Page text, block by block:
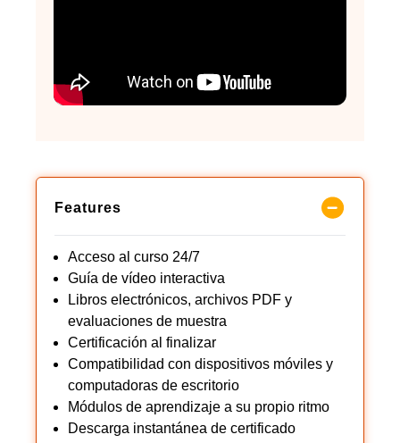
Features
Acceso al curso 24/7
Guía de vídeo interactiva
Libros electrónicos, archivos PDF y
evaluaciones de muestra
Certificación al finalizar
Compatibilidad con dispositivos móviles y
computadoras de escritorio
Módulos de aprendizaje a su propio ritmo
Descarga instantánea de certificado